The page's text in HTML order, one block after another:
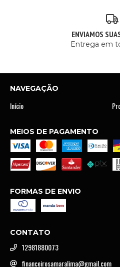
ENVIAMOS
Entrega em
NAVEGAÇÃO
Início
MEIOS DE PAGAMENTO
FORMAS DE ENVIO
CONTATO
12981880073
financeirosamaralima@gmail.com